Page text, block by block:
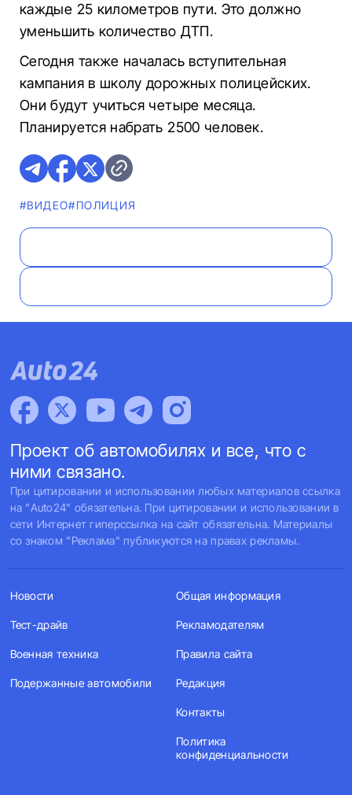
каждые 25 километров пути. Это должно
уменьшить количество ДТП.
Сегодня также началась вступительная
кампания в школу дорожных полицейских.
Они будут учиться четыре месяца.
Планируется набрать 2500 человек.
#ВИДЕО#ПОЛИЦИЯ
Проект об автомобилях и все, что с
ними связано.
При цитировании и использовании любых материалов ссылка
на "Auto24" обязательна. При цитировании и использовании в
сети Интернет гиперссылка на сайт обязательна. Материалы
со знаком "Реклама" публикуются на правах рекламы.
Новости
Тест-драйв
Военная техника
Подержанные автомобили
Общая информация
Рекламодателям
Правила сайта
Редакция
Контакты
Политика
конфиденциальности